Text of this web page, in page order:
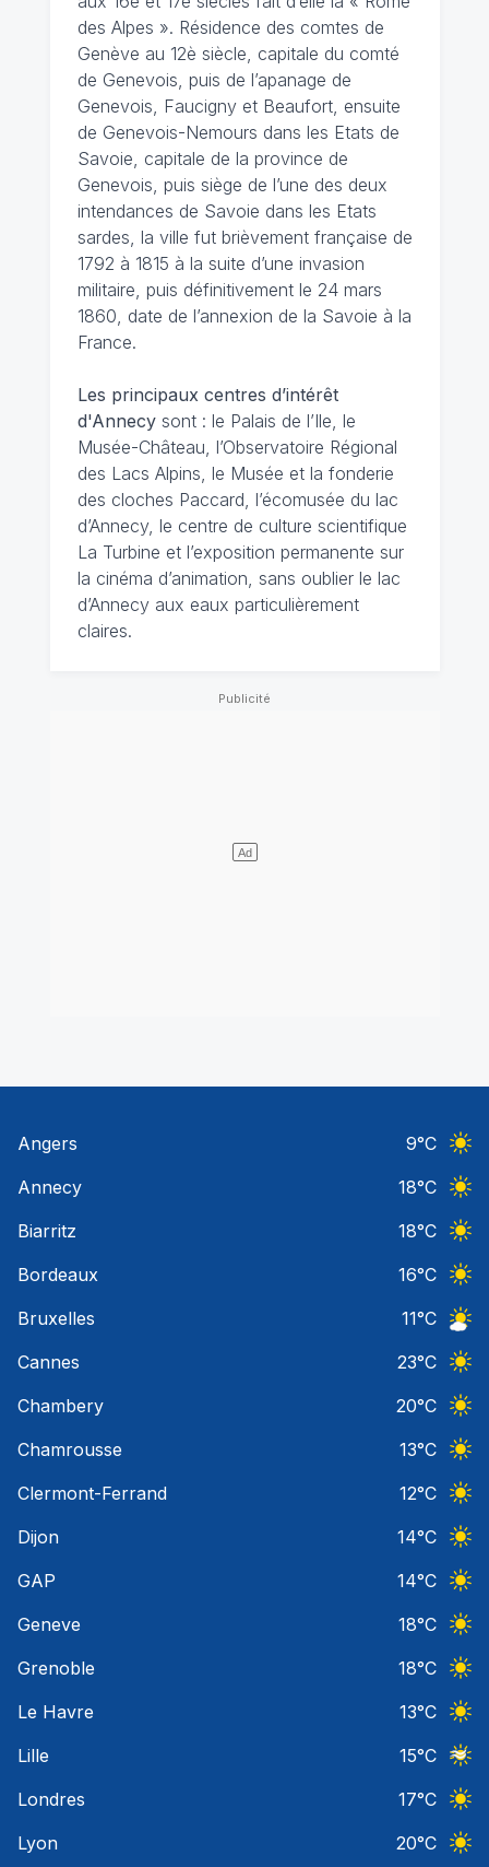
des Alpes ». Résidence des comtes de
Genève au 12è siècle, capitale du comté
de Genevois, puis de l’apanage de
Genevois, Faucigny et Beaufort, ensuite
de Genevois-Nemours dans les Etats de
Savoie, capitale de la province de
Genevois, puis siège de l’une des deux
intendances de Savoie dans les Etats
sardes, la ville fut brièvement française de
1792 à 1815 à la suite d’une invasion
militaire, puis définitivement le 24 mars
1860, date de l’annexion de la Savoie à la
France.
Les principaux centres d’intérêt
d'Annecysont : le Palais de l’Ile, le
Musée-Château, l’Observatoire Régional
des Lacs Alpins, le Musée et la fonderie
des cloches Paccard, l’écomusée du lac
d’Annecy, le centre de culture scientifique
La Turbine et l’exposition permanente sur
la cinéma d’animation, sans oublier le lac
d’Annecy aux eaux particulièrement
claires.
Angers 9°C
Annecy
18°C
Biarritz
18°C
Bordeaux
16°C
Bruxelles
11°C
Cannes
23°C
Chambery
20°C
Chamrousse
13°C
Clermont-Ferrand
12°C
Dijon
14°C
GAP
14°C
Geneve
18°C
Grenoble
18°C
Le Havre
13°C
Lille
15°C
Londres
17°C
Lyon
20°C